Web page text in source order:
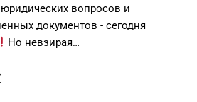
юридических вопросов и
документов - сегодня
Но невзирая…